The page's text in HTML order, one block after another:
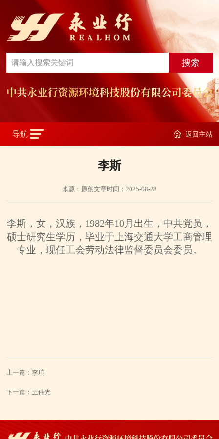
返回主站
李斯
来源：原创文章时间：2025-08-28
李斯，女，汉族，1982年10月出生，中共党员，
硕士研究生学历，毕业于上海交通大学工商管理
专业，现任工会劳动法律监督委员会委员。
上一篇：李瑞
下一篇： 王伟光